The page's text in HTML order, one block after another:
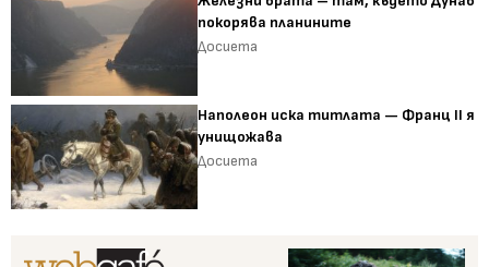
покорява планините
Досиета
Наполеон иска титлата — Франц II я
унищожава
Досиета